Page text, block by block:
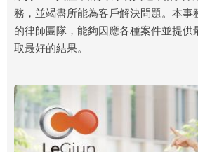
務，並竭盡所能為客戶解決問題。本事
的律師團隊，能夠因應各種案件並提
取最好的結果。